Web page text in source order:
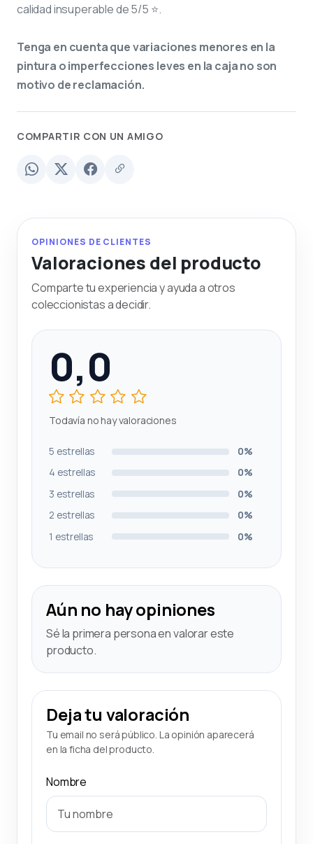
calidad insuperable de 5/5 ⭐.
Tenga en cuenta que variaciones menores en la
pintura o imperfecciones leves en la caja no son
motivo de reclamación.
COMPARTIR CON UN AMIGO
OPINIONES DE CLIENTES
Valoraciones del producto
Comparte tu experiencia y ayuda a otros
coleccionistas a decidir.
0,0
Todavía no hay valoraciones
5 estrellas
0%
4 estrellas
0%
3 estrellas
0%
2 estrellas
0%
1 estrellas
0%
Aún no hay opiniones
Sé la primera persona en valorar este
producto.
Deja tu valoración
Tu email no será público. La opinión aparecerá
en la ficha del producto.
Nombre